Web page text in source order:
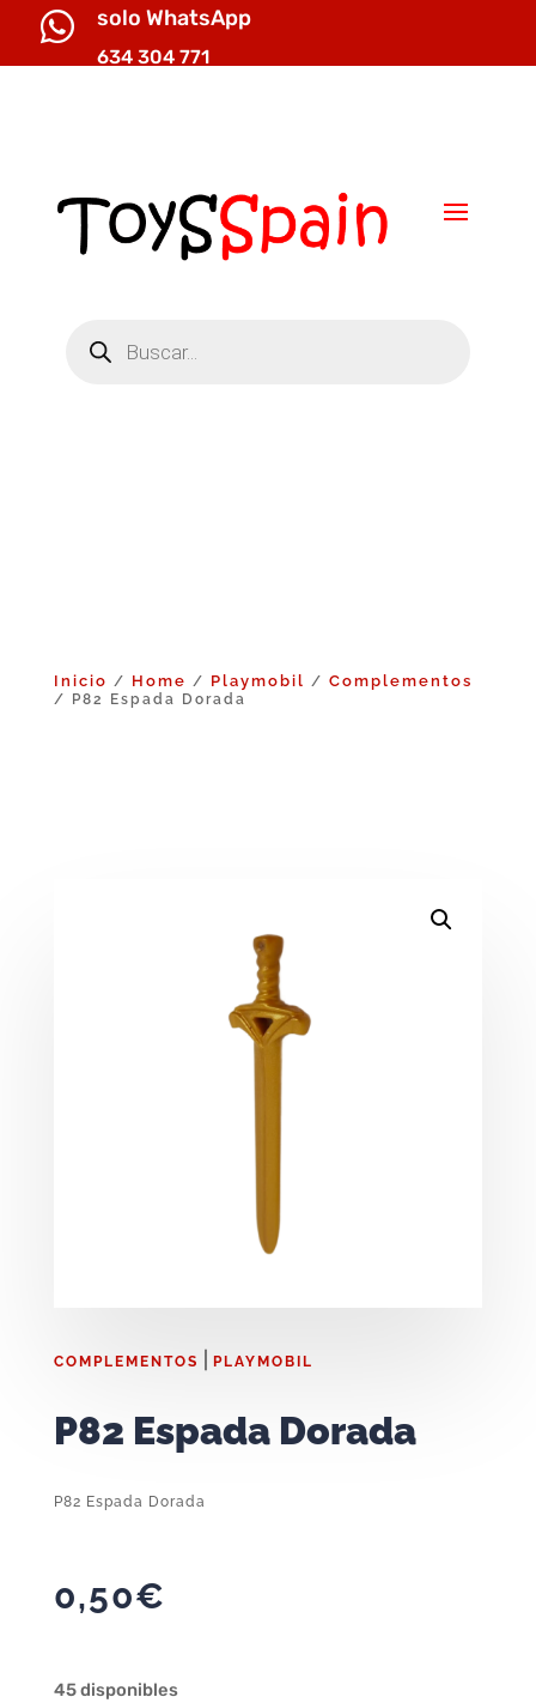
 solo WhatsApp
634 304 771
productos
Inicio / Home / Playmobil / Complementos
/ P82 Espada Dorada
COMPLEMENTOS PLAYMOBIL
P82 Espada Dorada
P82 Espada Dorada
0,50€
45 disponibles